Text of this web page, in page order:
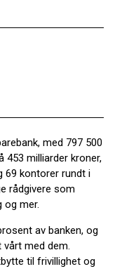
med 797 500
453 milliarder kroner,
69 kontorer rundt i
rådgivere som
og mer.
av banken, og
med dem.
til frivillighet og